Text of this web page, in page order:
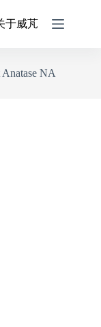
于威芃
NA